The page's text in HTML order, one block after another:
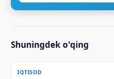
Shuningdek o'qing
IQTISOD